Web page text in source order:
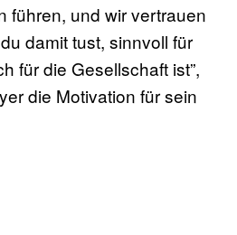
führen, und wir vertrauen
damit tust, sinnvoll für
für die Gesellschaft ist”,
die Motivation für sein